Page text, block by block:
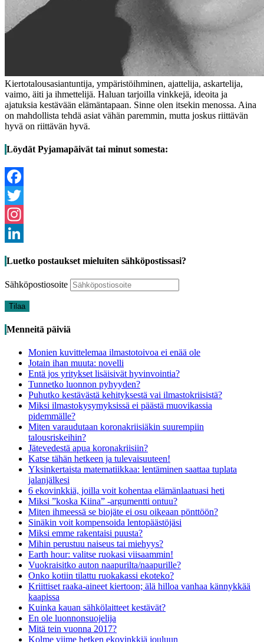
Kiertotalousasiantuntija, ympäristöihminen, ajattelija, askartelija,
vaimo, äiti ja ihmettelijä. Haluan tarjoilla vinkkejä, ideoita ja
ajatuksia kestävään elämäntapaan. Sinne olen itsekin menossa. Aina
on mahdollista tehdä asiat vähän paremmin, mutta joskus riittävän
hyvä on riittävän hyvä.
Löydät Pyjamapäivät tai minut somesta:
Facebook
Twitter
Instagram
Luetko postaukset mieluiten sähköpostissasi?
Sähköpostiosoite
Tilaa
Menneitä päiviä
Monien kuvittelemaa ilmastotoivoa ei enää ole
Jotain ihan muuta: novelli
Entä jos yritykset lisäisivät hyvinvointia?
Tunnetko luonnon pyhyyden?
Puhutko kestävästä kehityksestä vai ilmastokriisistä?
Miksi ilmastokysymyksissä ei päästä muovikassia
pidemmälle?
Miten varaudutaan koronakriisiäkin suurempiin
talousriskeihin?
Jätevedestä apua koronakriisiin?
Katse tähän hetkeen ja tulevaisuuteen!
Yksinkertaista matematiikkaa: lentäminen saattaa tuplata
jalanjälkesi
6 ekovinkkiä, joilla voit kohentaa elämänlaatuasi heti
Miksi ”koska Kiina” -argumentti ontuu?
Miten ihmeessä se biojäte ei osu oikeaan pönttöön?
Sinäkin voit kompensoida lentopäästöjäsi
Miksi emme rakentaisi puusta?
Mihin perustuu naiseus tai miehyys?
Earth hour: valitse ruokasi viisaammin!
Vuokraisitko auton naapurilta/naapurille?
Onko kotiin tilattu ruokakassi ekoteko?
Kriittiset raaka-aineet kiertoon; älä hilloa vanhaa kännykkää
kaapissa
Kuinka kauan sähkölaitteet kestävät?
En ole luonnonsuojelija
Mitä tein vuonna 2017?
Kolme viime hetken ekovinkkiä jouluun